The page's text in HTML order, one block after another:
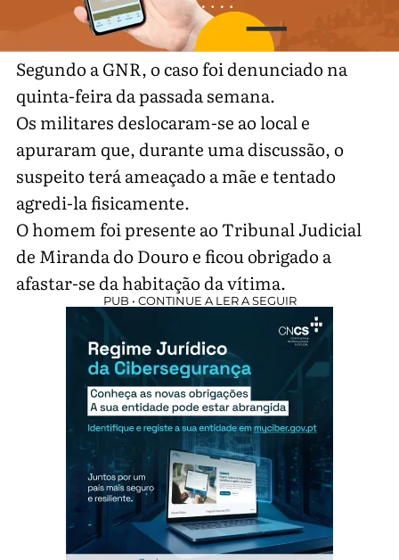
Segundo a GNR, o caso foi denunciado na
quinta-feira da passada semana.
Os militares deslocaram-se ao local e
apuraram que, durante uma discussão, o
suspeito terá ameaçado a mãe e tentado
agredi-la fisicamente.
O homem foi presente ao Tribunal Judicial
de Miranda do Douro e ficou obrigado a
afastar-se da habitação da vítima.
PUB • CONTINUE A LER A SEGUIR